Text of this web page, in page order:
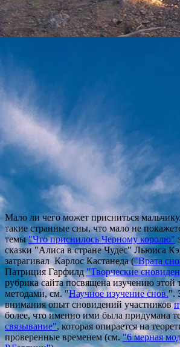
Мало ли чего может присниться
такие странные сны, что мало не
темы"Что приснилось Черному королю"
сказки "Алиса в стране Чудес" Льюиса
затрагивал Карлос Кастанеда ("Врата
Патриция Гарфилд"Творческие
рубрика сайта посвящена изучению
методами, см. "Научное изучение снов.".
внимания опыт сновидений участников
более, что именно ими была придумана
связывание", которая опирается на
проверенные временем (см."6 мерная